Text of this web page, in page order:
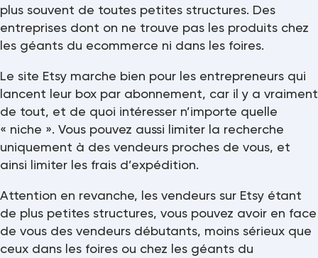
plus souvent de toutes petites structures. Des
entreprises dont on ne trouve pas les produits chez
les géants du ecommerce ni dans les foires.
Le site Etsy marche bien pour les entrepreneurs qui
lancent leur box par abonnement, car il y a vraiment
de tout, et de quoi intéresser n’importe quelle
« niche ». Vous pouvez aussi limiter la recherche
uniquement à des vendeurs proches de vous, et
ainsi limiter les frais d’expédition.
Attention en revanche, les vendeurs sur Etsy étant
de plus petites structures, vous pouvez avoir en face
de vous des vendeurs débutants, moins sérieux que
ceux dans les foires ou chez les géants du